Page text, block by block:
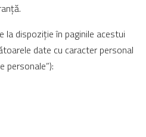
la dispoziție în paginile acestui
date cu caracter personal
personale”):